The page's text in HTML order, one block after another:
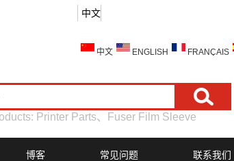
中文
中文 ENGLISH FRANÇAIS
Printer Parts、 Fuser Film Sleeve
博客 常见问题 联系我们